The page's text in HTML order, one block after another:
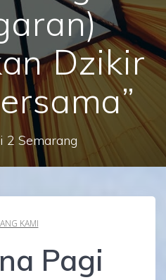
Dzikir
2 Semarang
KAMI
Pagi